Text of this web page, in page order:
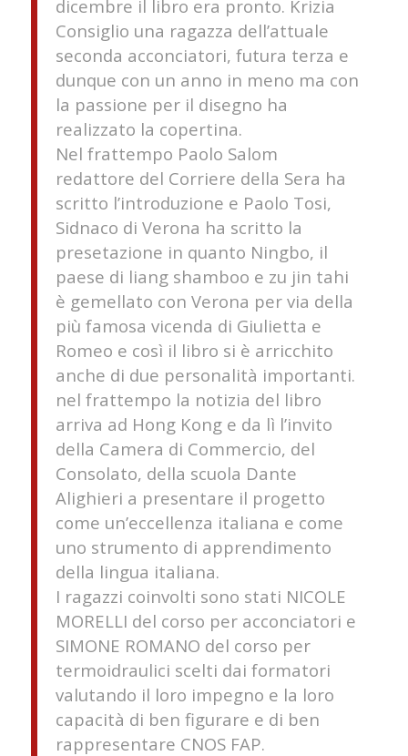
dicembre il libro era pronto. Krizia
Consiglio una ragazza dell’attuale
seconda acconciatori, futura terza e
dunque con un anno in meno ma con
la passione per il disegno ha
realizzato la copertina.
Nel frattempo Paolo Salom
redattore del Corriere della Sera ha
scritto l’introduzione e Paolo Tosi,
Sidnaco di Verona ha scritto la
presetazione in quanto Ningbo, il
paese di liang shamboo e zu jin tahi
è gemellato con Verona per via della
più famosa vicenda di Giulietta e
Romeo e così il libro si è arricchito
anche di due personalità importanti.
nel frattempo la notizia del libro
arriva ad Hong Kong e da lì l’invito
della Camera di Commercio, del
Consolato, della scuola Dante
Alighieri a presentare il progetto
come un’eccellenza italiana e come
uno strumento di apprendimento
della lingua italiana.
I ragazzi coinvolti sono stati NICOLE
MORELLI del corso per acconciatori e
SIMONE ROMANO del corso per
termoidraulici scelti dai formatori
valutando il loro impegno e la loro
capacità di ben figurare e di ben
rappresentare CNOS FAP.